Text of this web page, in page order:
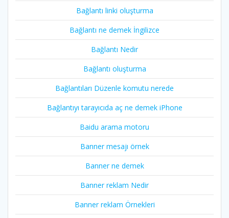
Bağlantı linki oluşturma
Bağlantı ne demek İngilizce
Bağlantı Nedir
Bağlantı oluşturma
Bağlantıları Düzenle komutu nerede
Bağlantıyı tarayıcıda aç ne demek iPhone
Baidu arama motoru
Banner mesajı örnek
Banner ne demek
Banner reklam Nedir
Banner reklam Örnekleri